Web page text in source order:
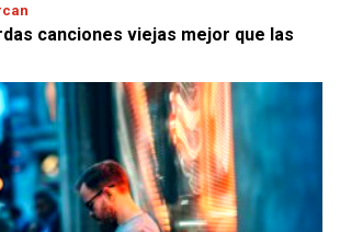
canciones viejas mejor que las